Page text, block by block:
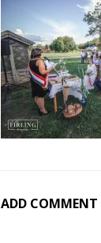
ADD COMMENT